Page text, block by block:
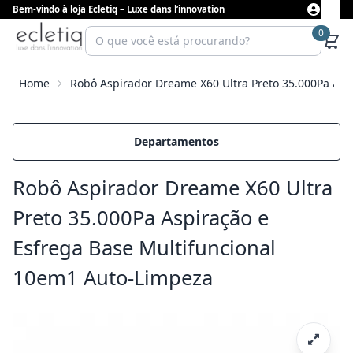
Bem-vindo à loja Ecletiq – Luxe dans l’innovation
0
Home Robô Aspirador Dreame X60 Ultra Preto 35.000Pa
Departamentos
Robô Aspirador Dreame X60 Ultra
Preto 35.000Pa Aspiração e
Esfrega Base Multifuncional
10em1 Auto-Limpeza